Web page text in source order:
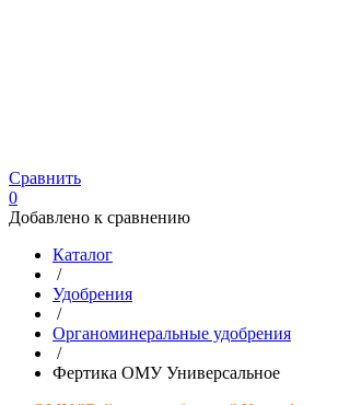
Сравнить
0
Добавлено к сравнению
Каталог
/
Удобрения
/
Органоминеральные удобрения
/
Фертика ОМУ Универсальное